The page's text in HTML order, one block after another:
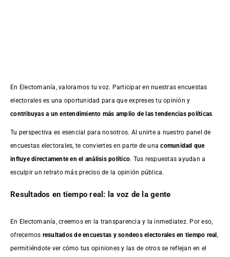
En Electomanía, valoramos tu voz. Participar en nuestras encuestas
electorales es una oportunidad para que expreses tu opinión y
contribuyas a un entendimiento más amplio de las tendencias políticas.
Tu perspectiva es esencial para nosotros. Al unirte a nuestro panel de
encuestas electorales, te conviertes en parte de unacomunidad que
influye directamente en el análisis político. Tus respuestas ayudan a
esculpir un retrato más preciso de la opinión pública.
Resultados en tiempo real: la voz de la gente
En Electomanía, creemos en la transparencia y la inmediatez. Por eso,
ofrecemos resultados deencuestas y sondeos electorales en tiempo real
permitiéndote ver cómo tus opiniones y las de otros se reflejan en el